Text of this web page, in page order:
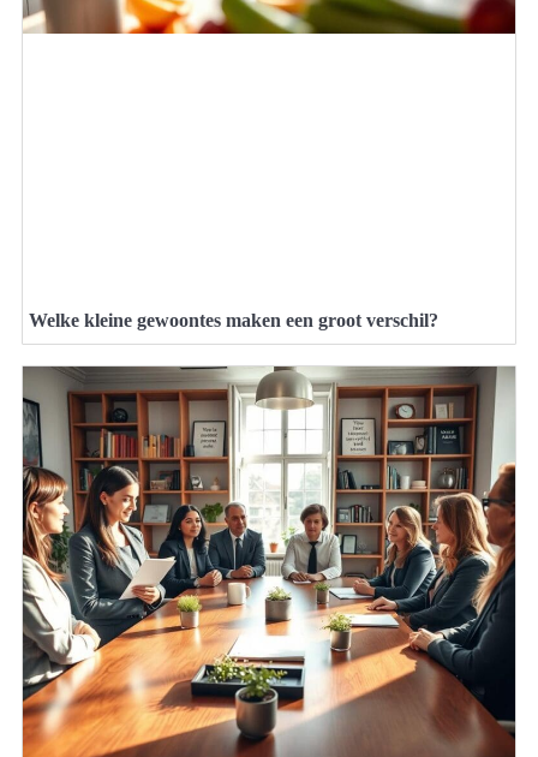
Welke kleine gewoontes maken een groot verschil?